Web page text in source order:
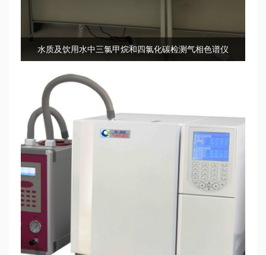
水质及饮用水中三氯甲烷和四氯化碳检测气相色谱仪